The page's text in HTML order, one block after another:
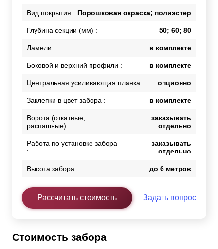
Вид покрытия : Порошковая окраска; полиэстер
Глубина секции (мм) : 50; 60; 80
Ламели : в комплекте
Боковой и верхний профили : в комплекте
Центральная усиливающая планка : опционно
Заклепки в цвет забора : в комплекте
Ворота (откатные,
распашные) :
заказывать
отдельно
Работа по установке забора
:
заказывать
отдельно
Высота забора : до 6 метров
Рассчитать стоимость Задать вопрос
Стоимость забора